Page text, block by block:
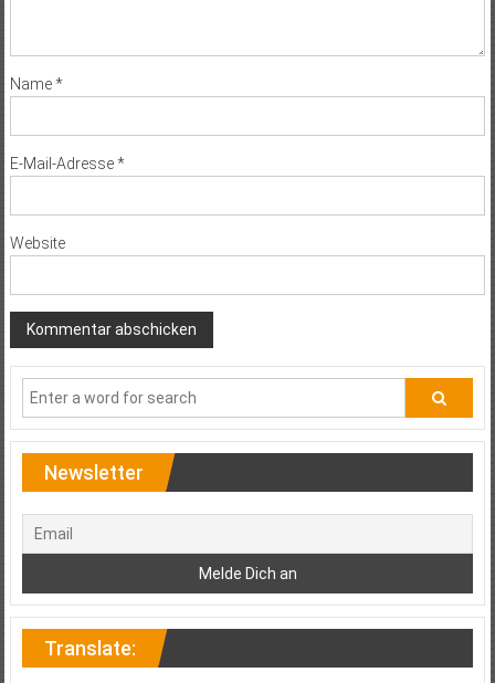
Name*
E-Mail-Adresse*
Website
Newsletter
Translate: